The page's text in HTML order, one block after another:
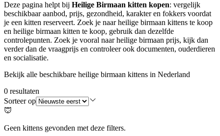
Deze pagina helpt bij Heilige Birmaan kitten kopen: vergelijk
beschikbaar aanbod, prijs, gezondheid, karakter en fokkers voordat
je een kitten reserveert. Zoek je naarheilige birmaan kittens te koop
en heilige birmaan kitten te koop, gebruik dan dezelfde
controlepunten. Zoek je vooral naar heilige birmaan prijs, kijk dan
verder dan de vraagprijs en controleer ook documenten, ouderdieren
en socialisatie.
Bekijk alle beschikbare heilige birmaan kittens in Nederland
0 resultaten
Sorteer op
Geen kittens gevonden met deze filters.